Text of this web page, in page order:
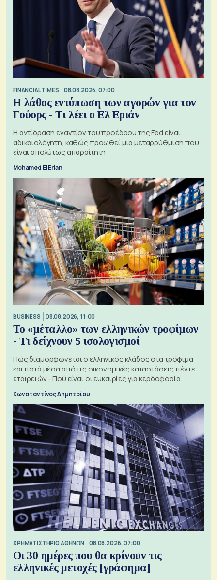
FINANCIAL TIMES 08.08.2026, 07:00
Η λάθος εντύπωση των αγορών για τον
Γούορς - Τι λέει ο Ελ Εριάν
Η αντίδραση εναντίον του προέδρου της Fed είναι
αδικαιολόγητη, καθώς προωθεί μια μεταρρύθμιση που
είναι απολύτως απαραίτητη
Mohamed El Erian
BUSINESS 08.08.2026, 11:00
Το «μέταλλο» των ελληνικών τροφίμων
- Τι δείχνουν 5 ισολογισμοί
Πώς διαμορφώνεται ο ελληνικός κλάδος στα τρόφιμα
και ποτά μέσα από τις οικονομικές καταστάσεις πέντε
εταιρειών - Πού είναι οι ευκαιρίες για κερδοφορία
Κωνσταντίνος Δημητρίου
XΡΗΜΑΤΙΣΤΗΡΙΟ ΑΘΗΝΩΝ 08.08.2026, 07:00
Οι 30 ημέρες που θα κρίνουν τις
ελληνικές μετοχές [γράφημα]